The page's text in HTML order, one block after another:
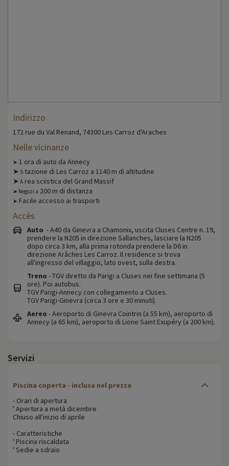
Indirizzo
172 rue du Val Renand, 74300 Les Carroz d'Araches
Nelle vicinanze
➤ 1 ora di auto da Annecy
➤ S tazione di Les Carroz a 1140 m di altitudine
➤ A rea sciistica del Grand Massif
➤ Negozi a 200 m di distanza
➤ Facile accesso ai trasporti
Accès
Auto - A40 da Ginevra a Chamonix, uscita Cluses Centre n. 19,
prendere la N205 in direzione Sallanches, lasciare la N205
dopo circa 3 km, alla prima rotonda prendere la D6 in
direzione Arâches Les Carroz. Il residence si trova
all'ingresso del villaggio, lato ovest, sulla destra.
Treno - TGV diretto da Parigi a Cluses nei fine settimana (5
ore). Poi autobus.
TGV Parigi-Annecy con collegamento a Cluses.
TGV Parigi-Ginevra (circa 3 ore e 30 minuti).
Aereo - Aeroporto di Ginevra Cointrin (a 55 km), aeroporto di
Annecy (a 65 km), aeroporto di Lione Saint Exupéry (a 200 km).
Servizi
Piscina coperta - inclusa nel prezzo
- Orari di apertura
' Apertura a metà dicembre
Chiuso all'inizio di aprile
- Caratteristiche
' Piscina riscaldata
' Sedie a sdraio